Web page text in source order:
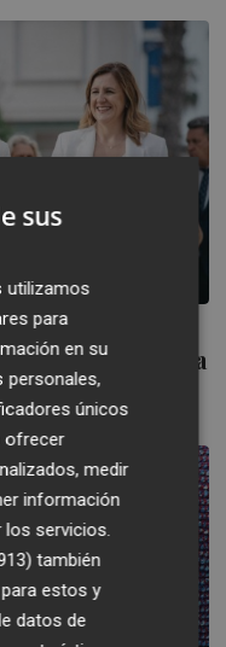
a Mazón
de la feria
sus
utilizamos
para
en su
personales,
únicos
ofrecer
medir
información
los servicios.
también
estos y
datos de